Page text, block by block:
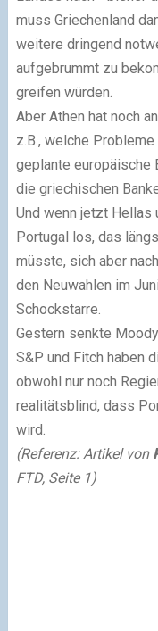
muss Griechenland
weitere dringend
aufgebrummt zu
greifen würden.
Aber Athen hat noch
z.B., welche Probleme
geplante europäische
die griechischen
Und wenn jetzt
Portugal los, das
müsste, sich aber
den Neuwahlen im
Schockstarre.
Gestern senkte
S&P und Fitch haben
obwohl nur noch
realitätsblind, dass
wird.
(Referenz: Artikel von
FTD, Seite 1)